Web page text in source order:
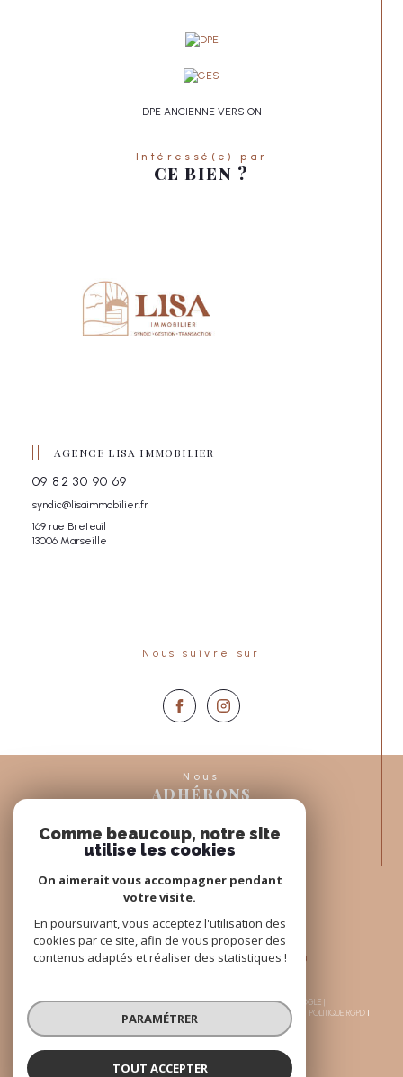
DPE ANCIENNE VERSION
Intéressé(e) par
CE BIEN ?
AGENCE LISA IMMOBILIER
09 82 30 90 69
syndic@lisaimmobilier.fr
169 rue Breteuil
13006 Marseille
Nous suivre sur
Nous
ADHÉRONS
© 2026 | TOUS DROITS RÉSERVÉS | TRADUCTION POWERED BY GOOGLE |
PLAN DU SITE MENTIONS LÉGALES NOS LIENS
POLITIQUE RGPD
COOKIES
Comme beaucoup, notre site
utilise les cookies
On aimerait vous accompagner pendant
votre visite.
En poursuivant, vous acceptez l'utilisation des
cookies par ce site, afin de vous proposer des
contenus adaptés et réaliser des statistiques !
PARAMÉTRER
TOUT ACCEPTER